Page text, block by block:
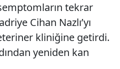
tekrar
Cihan Nazlı’yı
kliniğine getirdi.
yeniden kan